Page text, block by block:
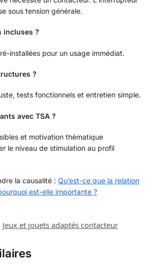
sous tension générale.
incluses ?
installées pour un usage immédiat.
?
tests fonctionnels et entretien simple.
avec TSA ?
et motivation thématique
le niveau de stimulation au profil
la causalité : Qu’est-ce que la relation
est-elle importante ?
Jeux et jouets adaptés contacteur